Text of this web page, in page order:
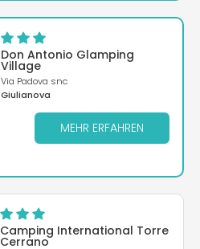
Don Antonio Glamping
Village
Via Padova snc
Giulianova
MEHR ERFAHREN
Camping International Torre
Cerrano